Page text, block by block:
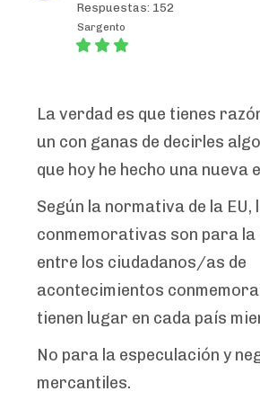
Respuestas: 152
Sargento
La verdad es que tienes
un con ganas de decirles
que hoy he hecho una nueva
Según la normativa de la EU,
conmemorativas son para
entre los ciudadanos/as de
acontecimientos
tienen lugar en cada país
No para la especulación y
mercantiles.